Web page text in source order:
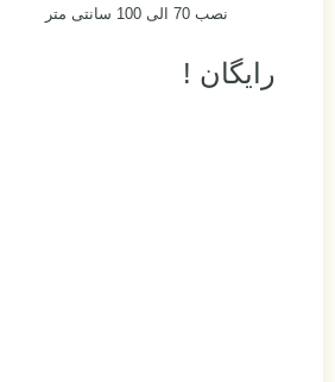
نصب 70 الی 100 سانتی متر
رایگان !